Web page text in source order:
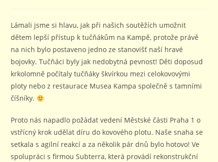
Lámali jsme si hlavu, jak při našich soutěžích umožnit
dětem lepší přístup k tučňákům na Kampě, protože právě
na nich bylo postaveno jedno ze stanovišť naší hravé
bojovky. Tučňáci byly jak nedobytná pevnost! Děti doposud
krkolomně počítaly tučňáky škvírkou mezi celokovovými
ploty nebo z restaurace Musea Kampa společně s tamními
číšníky.
Proto nás napadlo požádat vedení Městské části Praha 1 o
vstřícný krok udělat díru do kovového plotu. Naše snaha se
setkala s agilní reakcí a za několik pár dnů bylo hotovo! Ve
spolupráci s firmou Subterra, která provádí rekonstrukční